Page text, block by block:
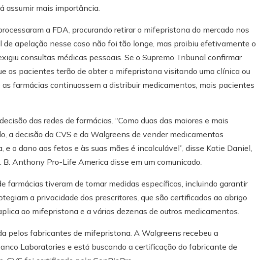
assumir mais importância.
a FDA, procurando retirar o mifepristona do mercado nos
de apelação nesse caso não foi tão longe, mas proibiu efetivamente o
consultas médicas pessoais. Se o Supremo Tribunal confirmar
os pacientes terão de obter o mifepristona visitando uma clínica ou
farmácias continuassem a distribuir medicamentos, mais pacientes
das redes de farmácias. “Como duas das maiores e mais
a decisão da CVS e da Walgreens de vender medicamentos
o dano aos fetos e às suas mães é incalculável”, disse Katie Daniel,
Anthony Pro-Life America disse em um comunicado.
farmácias tiveram de tomar medidas específicas, incluindo garantir
a privacidade dos prescritores, que são certificados ao abrigo
ao mifepristona e a várias dezenas de outros medicamentos.
pelos fabricantes de mifepristona. A Walgreens recebeu a
Laboratories e está buscando a certificação do fabricante de